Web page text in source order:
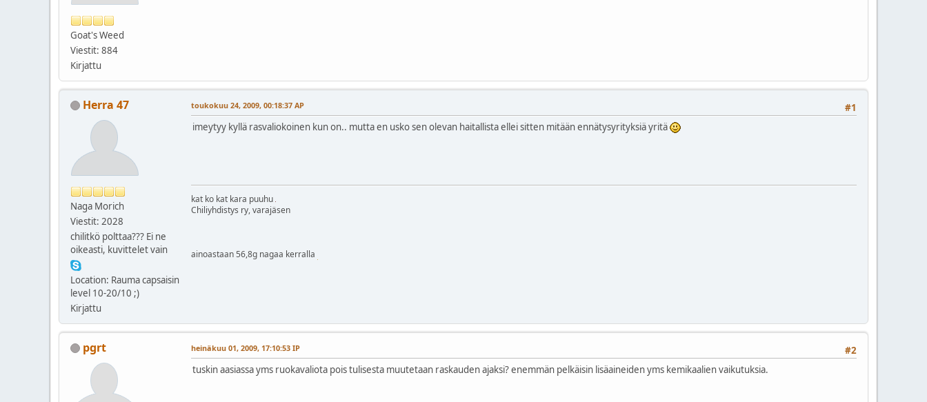
Goat's Weed
Viestit: 884
Kirjattu
Herra 47
Naga Morich
Viestit: 2028
chilitkö polttaa??? Ei ne
oikeasti, kuvittelet vain
Location: Rauma capsaisin
level 10-20/10 ;)
Kirjattu
#1
toukokuu 24, 2009, 00:18:37 AP
imeytyy kyllä rasvaliokoinen kun on.. mutta en usko sen olevan haitallista ellei sitten mitään ennätysyrityksiä yritä
kat ko kat kara puuhu
Chiliyhdistys ry, varajäsen
ainoastaan 56,8g nagaa kerralla
pgrt #2
heinäkuu 01, 2009, 17:10:53 IP
tuskin aasiassa yms ruokavaliota pois tulisesta muutetaan raskauden ajaksi? enemmän pelkäisin lisäaineiden yms kemikaalien vaikutuksia.